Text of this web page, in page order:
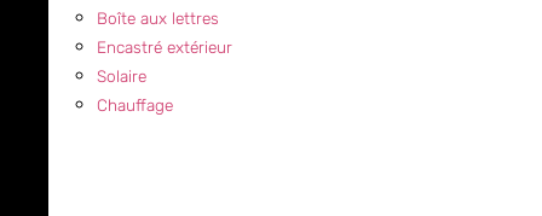
Boîte aux lettres
Encastré extérieur
Solaire
Chauffage